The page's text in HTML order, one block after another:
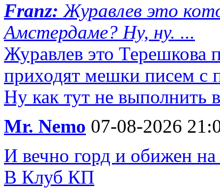
Franz: Журавлев это
Амстердаме? Ну, ну. ...
Журавлев это Терешкова
приходят мешки писем с
Ну как тут не выполнить
Mr. Nemo 07-08-2026
И вечно горд и обижен на
В Клуб КП